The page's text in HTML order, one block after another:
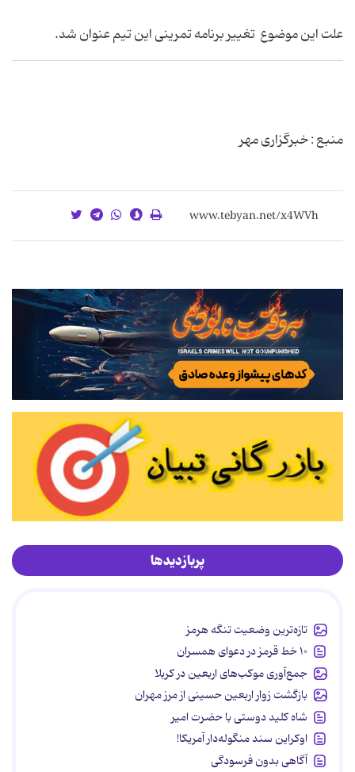
علت این موضوع تغییر برنامه تمرینی این تیم عنوان شد.
منبع : خبرگزاری مهر
پربازدیدها
تازه‌ترین وضعیت تنگه هرمز
۱۰ خط قرمز در دعوای همسران
جمع‌آوری موکب‌های اربعین در کربلا
بازگشت زوار اربعین حسینی از مرز مهران
شاه کلید دوستی با حضرت امیر
اوکراین سند منگوله‌دار آمریکا!
آگاهی بدون فرسودگی